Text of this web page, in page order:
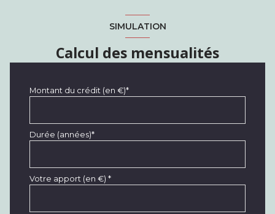
SIMULATION
Calcul des mensualités
Montant du crédit (en €)*
Durée (années)*
Votre apport (en €) *